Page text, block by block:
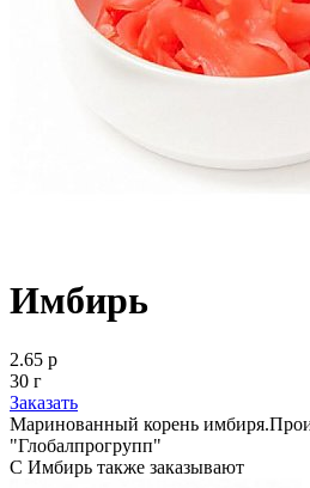
Имбирь
2.65 р
30 г
Заказать
Маринованный корень
"Глобалпрогрупп"
С Имбирь также заказывают